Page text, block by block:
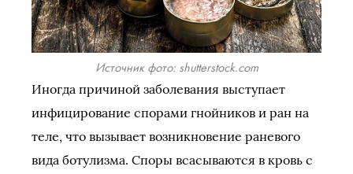
Источник фото: shutterstock.com
Иногда причиной заболевания выступает
инфицирование спорами гнойников и ран на
теле, что вызывает возникновение раневого
вида ботулизма. Споры всасываются в кровь с